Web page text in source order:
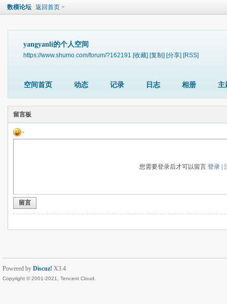
数模论坛 返回首页
yangyanli的个人空间
https://www.shumo.com/forum/?162191 [收藏] [复制] [分享] [RSS]
空间首页 动态 记录 日志 相册 主
留言板
您需要登录后才可以留言登录 |
留言
Powered by Discuz! X3.4
Copyright © 2001-2021, Tencent Cloud.